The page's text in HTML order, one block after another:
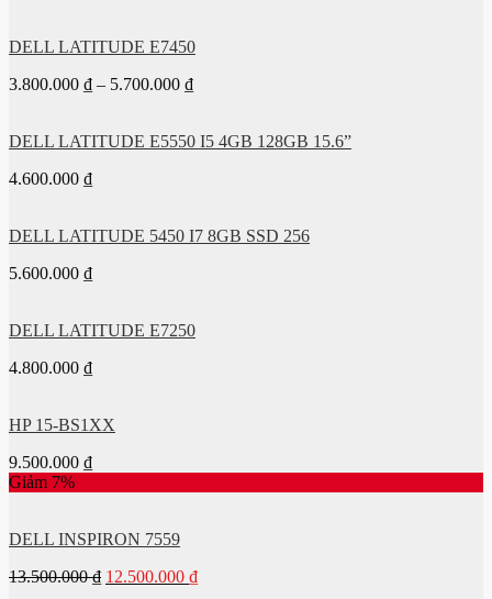
DELL LATITUDE E7450
3.800.000 ₫ – 5.700.000 ₫
DELL LATITUDE E5550 I5 4GB 128GB 15.6”
4.600.000 ₫
DELL LATITUDE 5450 I7 8GB SSD 256
5.600.000 ₫
DELL LATITUDE E7250
4.800.000 ₫
HP 15-BS1XX
9.500.000 ₫
Giảm 7%
DELL INSPIRON 7559
13.500.000₫ 12.500.000 ₫